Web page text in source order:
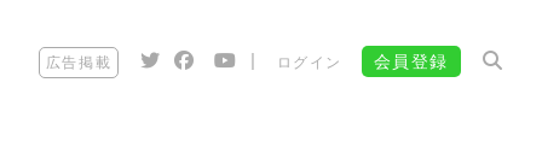
広告掲載 ログイン 会員登録